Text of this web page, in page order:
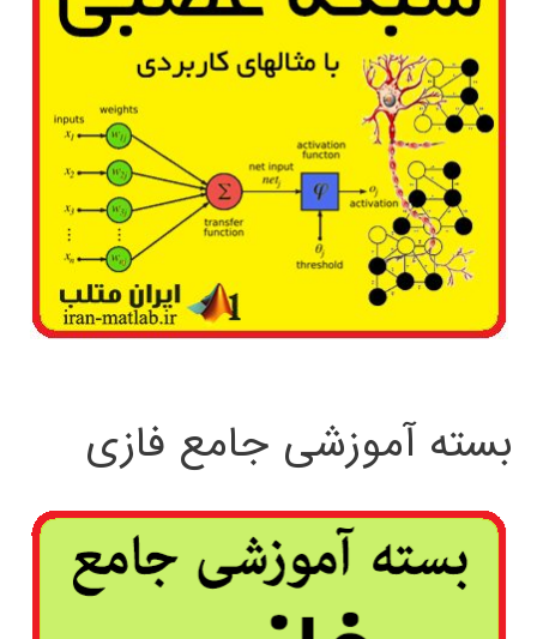
بسته آموزشی جامع فازی